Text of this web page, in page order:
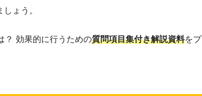
ょう。
？ 効果的に行うための質問項目集付き解説資料をプ